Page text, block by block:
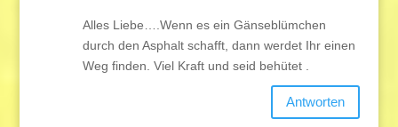
Alles Liebe….Wenn es ein Gänseblümchen
durch den Asphalt schafft, dann werdet Ihr einen
Weg finden. Viel Kraft und seid behütet .
Antworten